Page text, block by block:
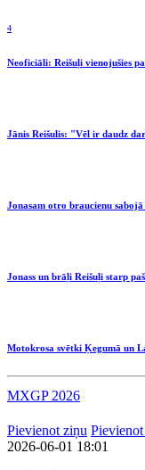
4
Neoficiāli: Reišuļi vienojušies
Jānis Reišulis: "Vēl ir daudz
Jonasam otro braucienu
Jonass un brāļi Reišuļi starp
Motokrosa svētki Ķegumā un
MXGP 2026
Pievienot ziņu
2026-06-01 18:01